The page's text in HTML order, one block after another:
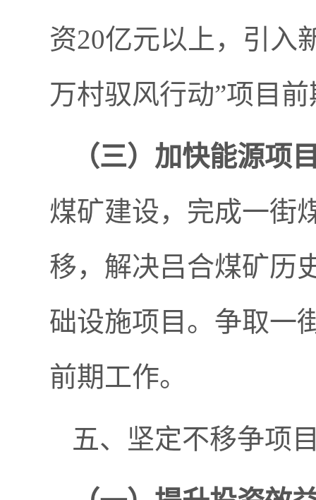
资20亿元以上，引入
万村驭风行动”项目
（三） 加快能源项
煤矿建设，完成一街
移，解决吕合煤矿历
础设施项目。争取一
前期工作。
五、坚定不移争项